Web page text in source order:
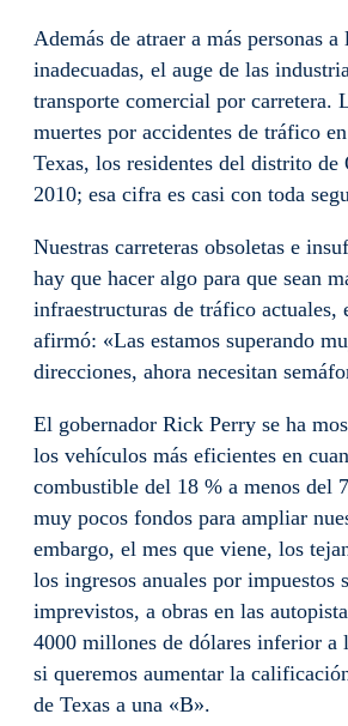
Además de atraer a más personas
inadecuadas, el auge de las
transporte comercial por carretera.
muertes por accidentes de tráfico
Texas, los residentes del distrito
2010; esa cifra es casi con toda
Nuestras carreteras obsoletas e
hay que hacer algo para que sean
infraestructuras de tráfico
afirmó: «Las estamos superando
direcciones, ahora necesitan
El gobernador Rick Perry se ha
los vehículos más eficientes en
combustible del 18 % a menos del
muy pocos fondos para ampliar
embargo, el mes que viene, los
los ingresos anuales por
imprevistos, a obras en las
4000 millones de dólares inferior a
si queremos aumentar la
de Texas a una «B».